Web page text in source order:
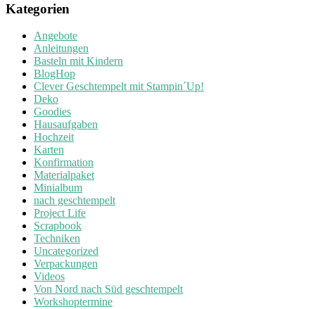
Kategorien
Angebote
Anleitungen
Basteln mit Kindern
BlogHop
Clever Geschtempelt mit Stampin´Up!
Deko
Goodies
Hausaufgaben
Hochzeit
Karten
Konfirmation
Materialpaket
Minialbum
nach geschtempelt
Project Life
Scrapbook
Techniken
Uncategorized
Verpackungen
Videos
Von Nord nach Süd geschtempelt
Workshoptermine